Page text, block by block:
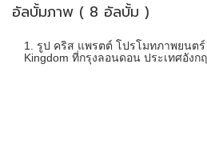
อัลบั้มภาพ ( 8 อัลบั้ม )
1. รูป คริส แพรตต์ โปรโมทภาพยนตร์
Kingdom ที่กรุงลอนดอน ประเทศอังก